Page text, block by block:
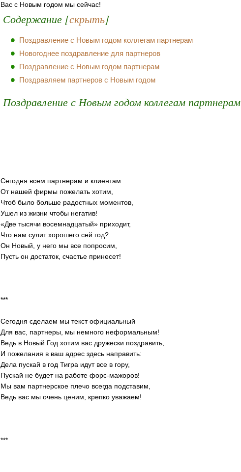
Вас с Новым годом мы сейчас!
Содержание [скрыть]
Поздравление с Новым годом коллегам партнерам
Новогоднее поздравление для партнеров
Поздравление с Новым годом партнерам
Поздравляем партнеров с Новым годом
Поздравление с Новым годом коллегам партнерам
Сегодня всем партнерам и клиентам
От нашей фирмы пожелать хотим,
Чтоб было больше радостных моментов,
Ушел из жизни чтобы негатив!
«Две тысячи восемнадцатый» приходит,
Что нам сулит хорошего сей год?
Он Новый, у него мы все попросим,
Пусть он достаток, счастье принесет!
***
Сегодня сделаем мы текст официальный
Для вас, партнеры, мы немного неформальным!
Ведь в Новый Год хотим вас дружески поздравить,
И пожелания в ваш адрес здесь направить:
Дела пускай в год Тигра идут все в гору,
Пускай не будет на работе форс-мажоров!
Мы вам партнерское плечо всегда подставим,
Ведь вас мы очень ценим, крепко уважаем!
***